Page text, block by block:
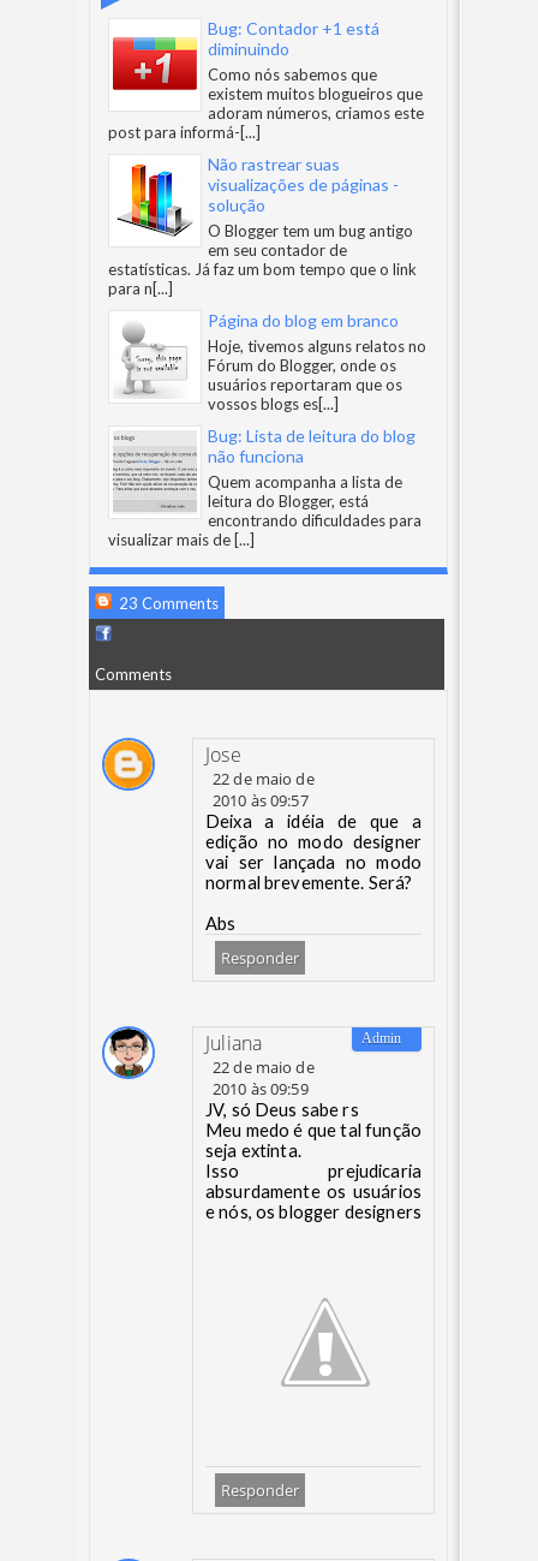
Bug: Contador +1 está
diminuindo
Como nós sabemos que
existem muitos blogueiros que
adoram números, criamos este
post para informá-[...]
Não rastrear suas
visualizações de páginas -
solução
O Blogger tem um bug antigo
em seu contador de
estatísticas. Já faz um bom tempo que o link
para n[...]
Página do blog em branco
Hoje, tivemos alguns relatos no
Fórum do Blogger, onde os
usuários reportaram que os
vossos blogs es[...]
Bug: Lista de leitura do blog
não funciona
Quem acompanha a lista de
leitura do Blogger, está
encontrando dificuldades para
visualizar mais de [...]
23 Comments
Comments
Jose
22 de maio de
2010 às 09:57
Deixa a idéia de que a
edição no modo designer
vai ser lançada no modo
normal brevemente. Será?
Abs
Responder
Juliana
22 de maio de
2010 às 09:59
JV, só Deus sabe rs
Meu medo é que tal função
seja extinta.
Isso prejudicaria
absurdamente os usuários
e nós, os blogger designers
Responder